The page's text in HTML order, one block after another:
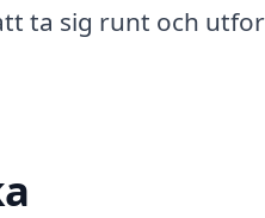
ta sig runt och